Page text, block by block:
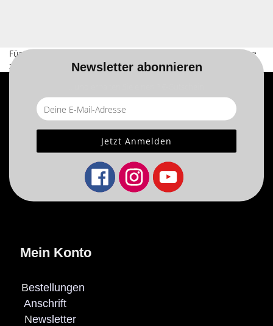
Für weitere Informationen besuchen Sie bitte die
Homepage
zu diesem Artikel.Newsletter abonnieren
Mein Konto
Bestellungen
Anschrift
Newsletter